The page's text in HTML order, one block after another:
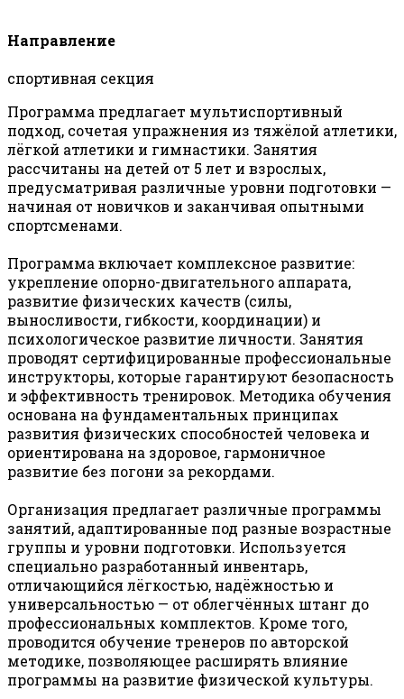
Направление
спортивная секция
Программа предлагает мультиспортивный
подход, сочетая упражнения из тяжёлой атлетики,
лёгкой атлетики и гимнастики. Занятия
рассчитаны на детей от 5 лет и взрослых,
предусматривая различные уровни подготовки —
начиная от новичков и заканчивая опытными
спортсменами.
Программа включает комплексное развитие:
укрепление опорно-двигательного аппарата,
развитие физических качеств (силы,
выносливости, гибкости, координации) и
психологическое развитие личности. Занятия
проводят сертифицированные профессиональные
инструкторы, которые гарантируют безопасность
и эффективность тренировок. Методика обучения
основана на фундаментальных принципах
развития физических способностей человека и
ориентирована на здоровое, гармоничное
развитие без погони за рекордами.
Организация предлагает различные программы
занятий, адаптированные под разные возрастные
группы и уровни подготовки. Используется
специально разработанный инвентарь,
отличающийся лёгкостью, надёжностью и
универсальностью — от облегчённых штанг до
профессиональных комплектов. Кроме того,
проводится обучение тренеров по авторской
методике, позволяющее расширять влияние
программы на развитие физической культуры.